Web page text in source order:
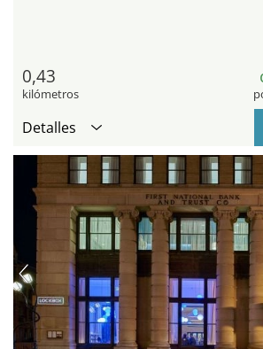
0,43
kilómetros
Detalles